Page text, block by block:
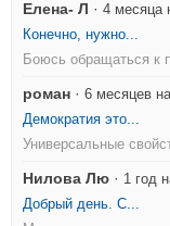
Елена- Л ·4 месяца
Конечно, нужно...
Боюсь обращаться к
роман ·6 месяцев
Демократия это...
Универсальные
Нилова Лю · 1 год
Добрый день. С...